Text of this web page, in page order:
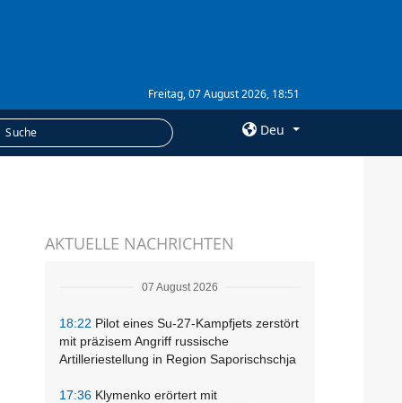
Freitag, 07 August 2026, 18:51
Deu
Abonnement
AKTUELLE NACHRICHTEN
07 August 2026
18:22 Pilot eines Su-27-Kampfjets zerstört
mit präzisem Angriff russische
Artilleriestellung in Region Saporischschja
17:36 Klymenko erörtert mit